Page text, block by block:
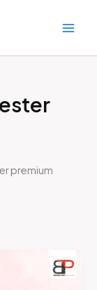
premium